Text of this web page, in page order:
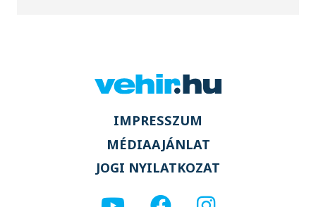
IMPRESSZUM
MÉDIAAJÁNLAT
JOGI NYILATKOZAT